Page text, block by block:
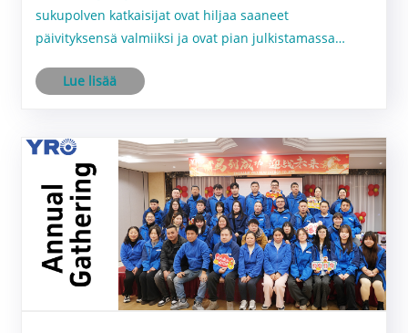
sukupolven katkaisijat ovat hiljaa saaneet
päivityksensä valmiiksi ja ovat pian julkistamassa
Lue lisää